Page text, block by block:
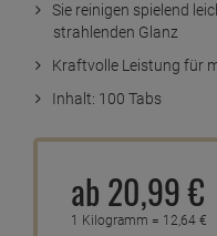
Sie reinigen spielend
strahlenden Glanz
Kraftvolle Leistung für
Inhalt: 100 Tabs
ab 20,99€
1 Kilogramm = 12,64 €